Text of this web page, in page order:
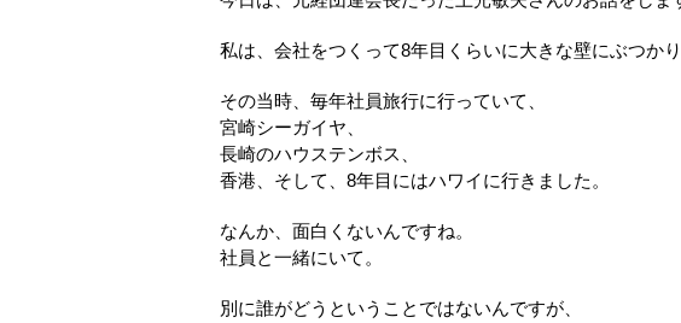
私は、会社をつくって8年目くらいに大きな壁にぶつかり
その当時、毎年社員旅行に行っていて、
宮崎シーガイヤ、
長崎のハウステンボス、
香港、そして、8年目にはハワイに行きました。
なんか、面白くないんですね。
社員と一緒にいて。
別に誰がどうということではないんですが、